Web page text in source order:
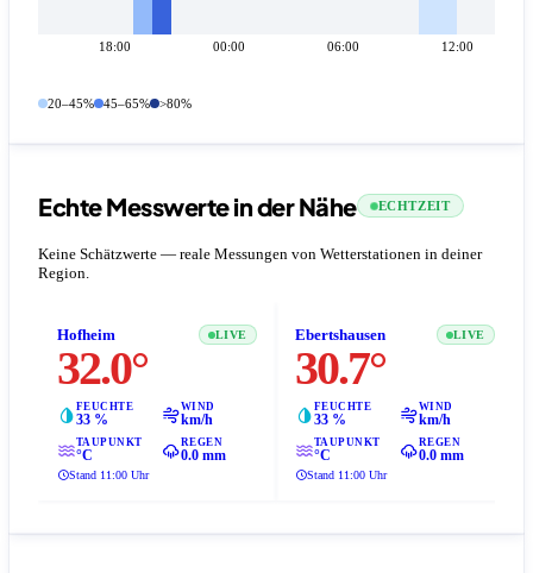
18:00 00:00 06:00 12:00
20–45% 45–65% >80%
Echte Messwerte in der Nähe ECHTZEIT
Keine Schätzwerte — reale Messungen von Wetterstationen in deiner
Region.
Hofheim LIVE
32.0°
FEUCHTE
33 %
WIND
km/h
TAUPUNKT
°C
REGEN
0.0 mm
Stand 11:00 Uhr
Ebertshausen LIVE
30.7°
FEUCHTE
33 %
WIND
km/h
TAUPUNKT
°C
REGEN
0.0 mm
Stand 11:00 Uhr